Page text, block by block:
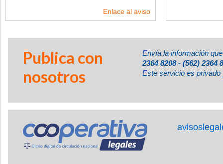
Enlace al aviso
Publica con
nosotros
Envía la información
2364 8208 - (562) 2364
Este servicio es privado